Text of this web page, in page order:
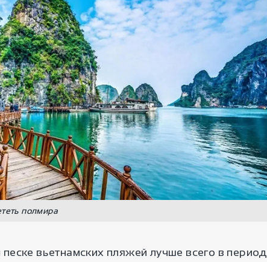
полмира
вьетнамских пляжей лучше всего в период